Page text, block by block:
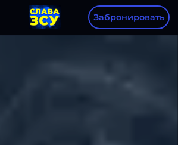
Забронировать